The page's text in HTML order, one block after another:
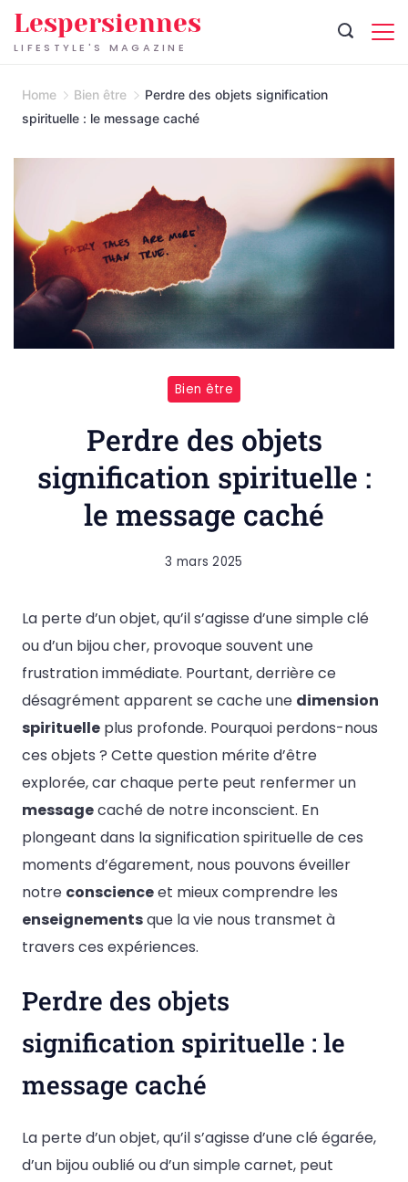
Skip
toLIFESTYLE'S MAGAZINE
Lespersiennes
Home Bien être
Perdre des objets signification
spirituelle : le message caché
Bien être
Perdre des objets
signification spirituelle :
le message caché
3 mars 2025
La perte d’un objet, qu’il s’agisse d’une simple clé
ou d’un bijou cher, provoque souvent une
frustration immédiate. Pourtant, derrière ce
désagrément apparent se cache une dimension
spirituelle plus profonde. Pourquoi perdons-nous
ces objets ? Cette question mérite d’être
explorée, car chaque perte peut renfermer un
messagecaché de notre inconscient. En
plongeant dans la signification spirituelle de ces
moments d’égarement, nous pouvons éveiller
notre conscienceet mieux comprendre les
enseignementsque la vie nous transmet à
travers ces expériences.
Perdre des objets
signification spirituelle : le
message caché
La perte d’un objet, qu’il s’agisse d’une clé égarée,
d’un bijou oublié ou d’un simple carnet, peut